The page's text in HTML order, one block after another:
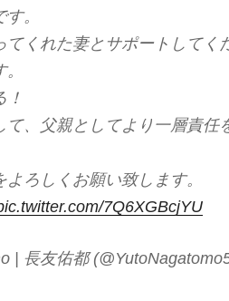
。
てくれた妻とサポートしてく
！
て、父親としてより一層責任
ろしくお願い致します。
7Q6XGBcjYU
| 長友佑都